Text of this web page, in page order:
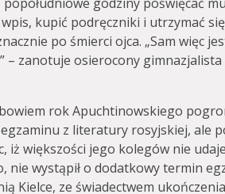
kupić podręczniki i utrzymać
po śmierci ojca. „Sam więc
– zanotuje osierocony
bowiem rok Apuchtinowskiego
z literatury rosyjskiej, ale
iż większości jego kolegów nie
nie wystąpił o dodatkowy termin
Kielce, ze świadectwem